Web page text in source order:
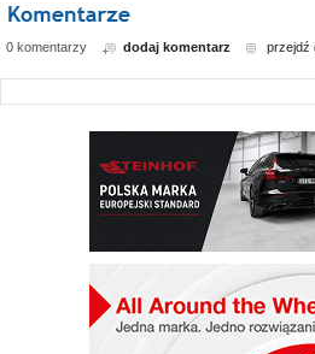
0 komentarzy dodaj komentarz przejdź